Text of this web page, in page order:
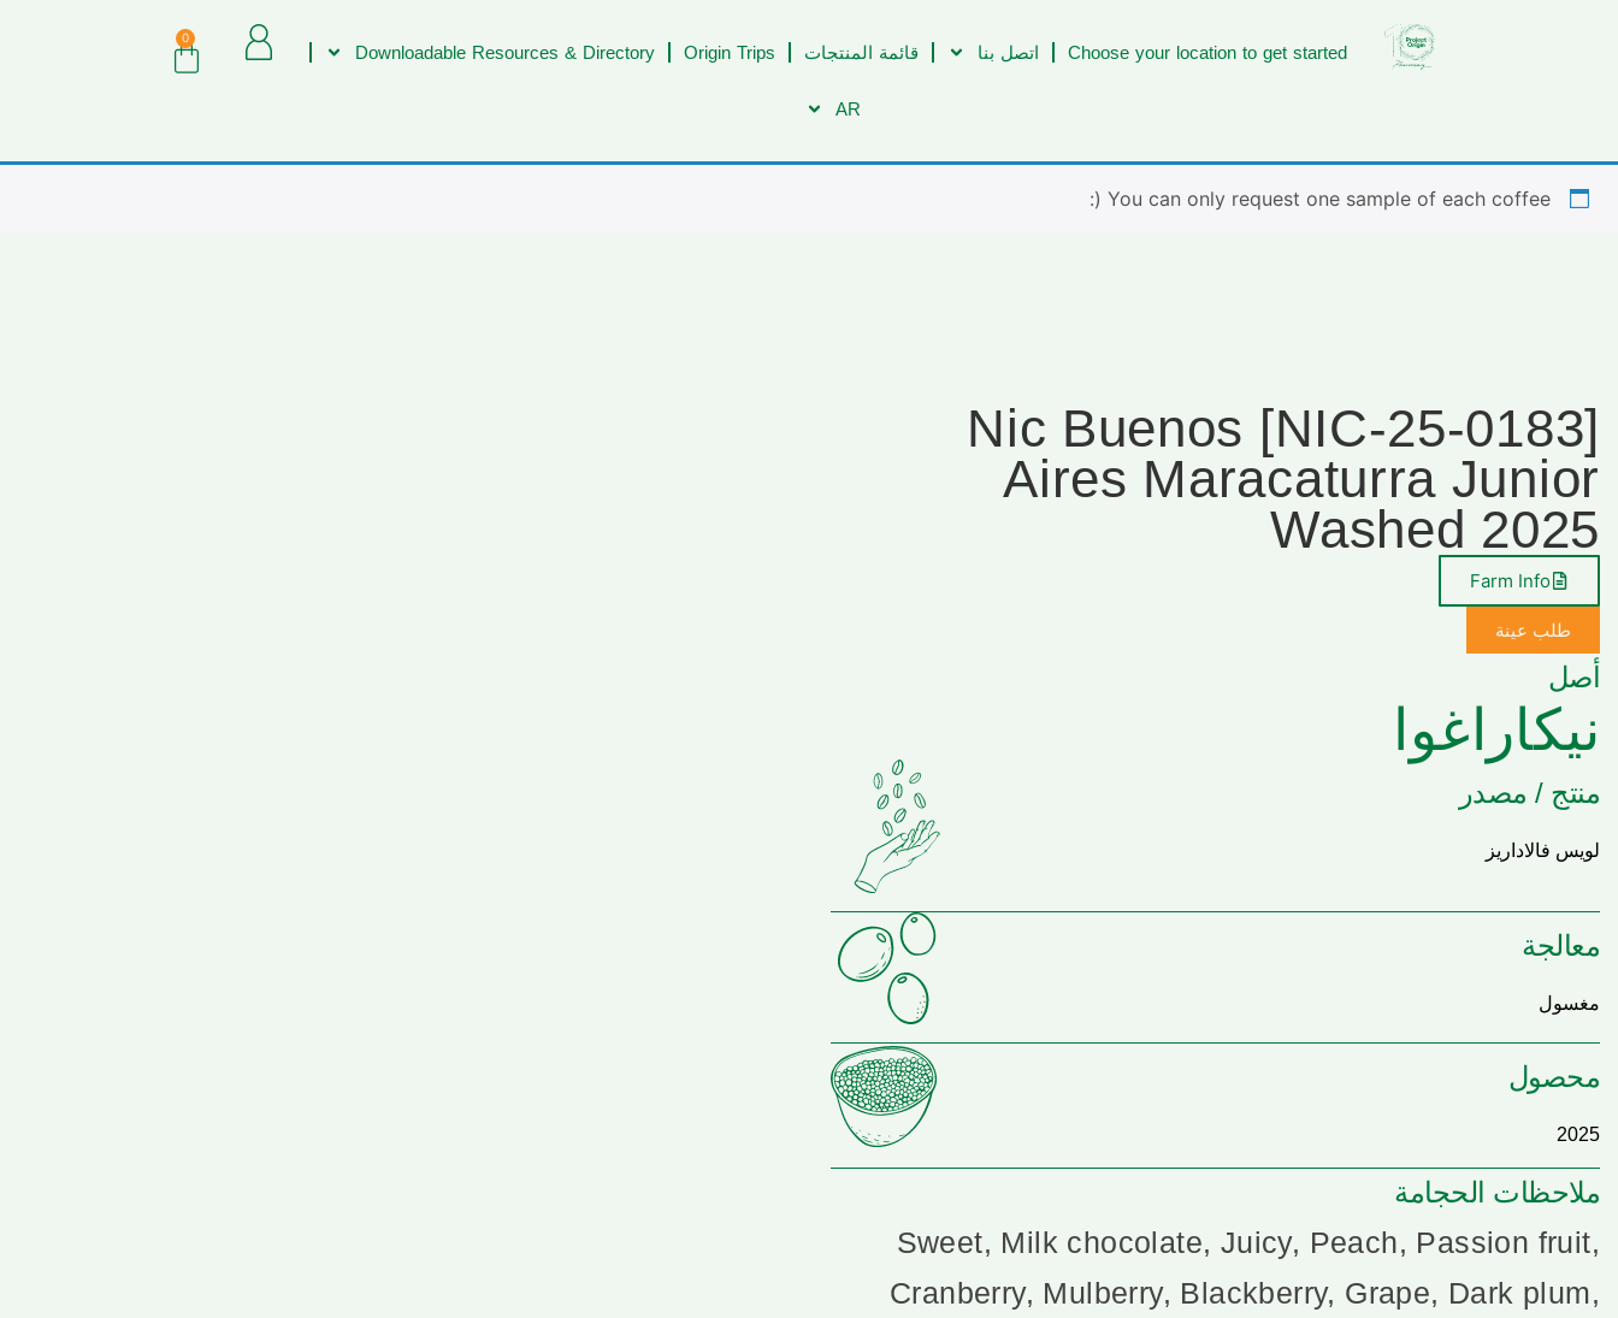
Choose your location to get started اتصل بنا قائمة المنتجات Origin Trips
Downloadable Resources & Directory
AR
0
You can only request one sample of each coffee (:
[NIC-25-0183] Nic Buenos
Aires Maracaturra Junior
Washed 2025
Farm Info
طلب عينة
أصل
نيكاراغوا
منتج / مصدر
لويس فالاداريز
معالجة
مغسول
محصول
2025
ملاحظات الحجامة
Sweet, Milk chocolate, Juicy, Peach, Passion fruit,
Cranberry, Mulberry, Blackberry, Grape, Dark plum,